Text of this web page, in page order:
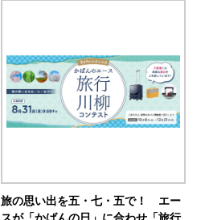
旅の思い出を五・七・五で！ エー
スが「かばんの日」に合わせ「旅行